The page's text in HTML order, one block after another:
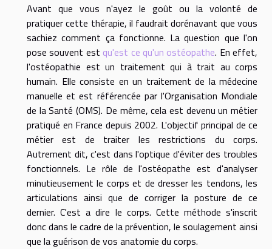
Avant que vous n'ayez le goût ou la volonté de
pratiquer cette thérapie, il faudrait dorénavant que vous
sachiez comment ça fonctionne. La question que l'on
pose souvent est qu'est ce qu'un ostéopathe. En effet,
l'ostéopathie est un traitement qui à trait au corps
humain. Elle consiste en un traitement de la médecine
manuelle et est référencée par l'Organisation Mondiale
de la Santé (OMS). De même, cela est devenu un métier
pratiqué en France depuis 2002. L'objectif principal de ce
métier est de traiter les restrictions du corps.
Autrement dit, c'est dans l'optique d'éviter des troubles
fonctionnels. Le rôle de l'ostéopathe est d'analyser
minutieusement le corps et de dresser les tendons, les
articulations ainsi que de corriger la posture de ce
dernier. C'est a dire le corps. Cette méthode s'inscrit
donc dans le cadre de la prévention, le soulagement ainsi
que la guérison de vos anatomie du corps.